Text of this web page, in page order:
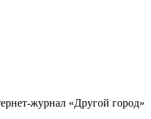
журнал «Другой город»